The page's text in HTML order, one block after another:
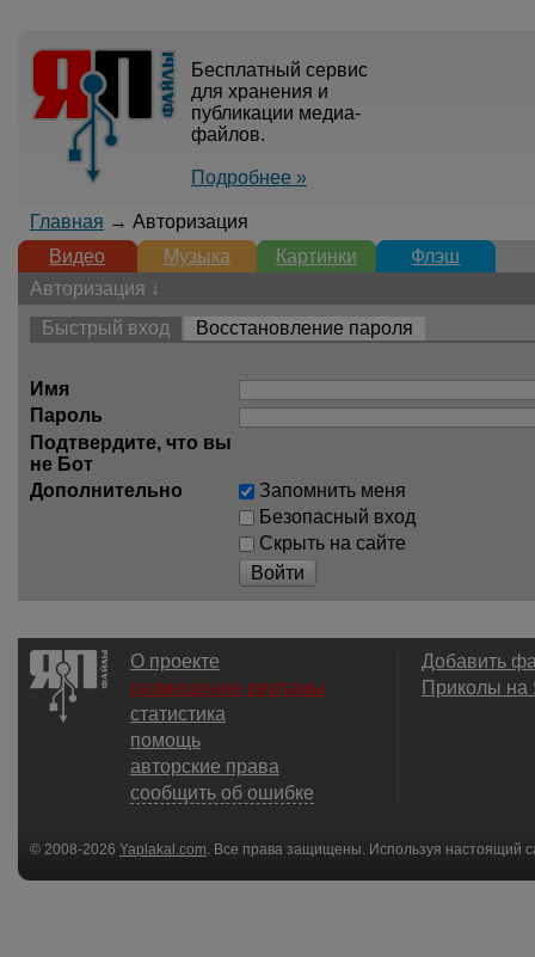
Бесплатный сервис
для хранения и
публикации медиа-
файлов.
Подробнее »
Главная → Авторизация
Видео
Музыка Картинки
Флэш
Авторизация ↓
Быстрый вход
Восстановление пароля
Имя
Пароль
Подтвердите, что вы
не Бот
Дополнительно
Запомнить меня
Безопасный вход
Скрыть на сайте
Войти
О проекте
размещение рекламы
статистика
помощь
авторские права
сообщить об ошибке
Добавить
Приколы
© 2008-2026 Yaplakal.com . Все права защищены. Используя настоящий
соглашения.